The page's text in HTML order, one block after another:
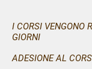
I CORSI VENGONO
GIORNI
ADESIONE AL